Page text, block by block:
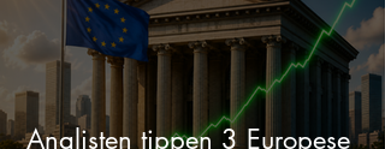
Analisten tippen 3 Europese